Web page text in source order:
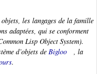
les langages de la famille
adaptées, qui se conforment
Lisp Object System).
d’objets de Bigloo
, la
.